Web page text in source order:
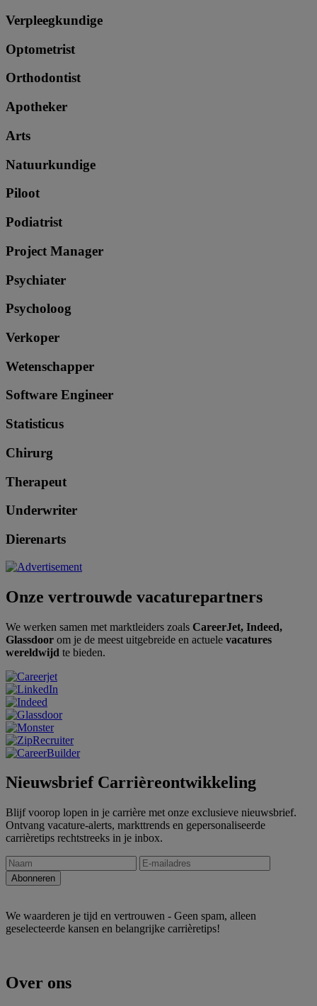
Verpleegkundige
Optometrist
Orthodontist
Apotheker
Arts
Natuurkundige
Piloot
Podiatrist
Project Manager
Psychiater
Psycholoog
Verkoper
Wetenschapper
Software Engineer
Statisticus
Chirurg
Therapeut
Underwriter
Dierenarts
Onze vertrouwde vacaturepartners
We werken samen met marktleiders zoals CareerJet, Indeed,
Glassdoor om je de meest uitgebreide en actuele vacatures
wereldwijd te bieden.
Nieuwsbrief Carrièreontwikkeling
Blijf voorop lopen in je carrière met onze exclusieve nieuwsbrief.
Ontvang vacature-alerts, markttrends en gepersonaliseerde
carrièretips rechtstreeks in je inbox.
We waarderen je tijd en vertrouwen - Geen spam, alleen
geselecteerde kansen en belangrijke carrièretips!
Over ons